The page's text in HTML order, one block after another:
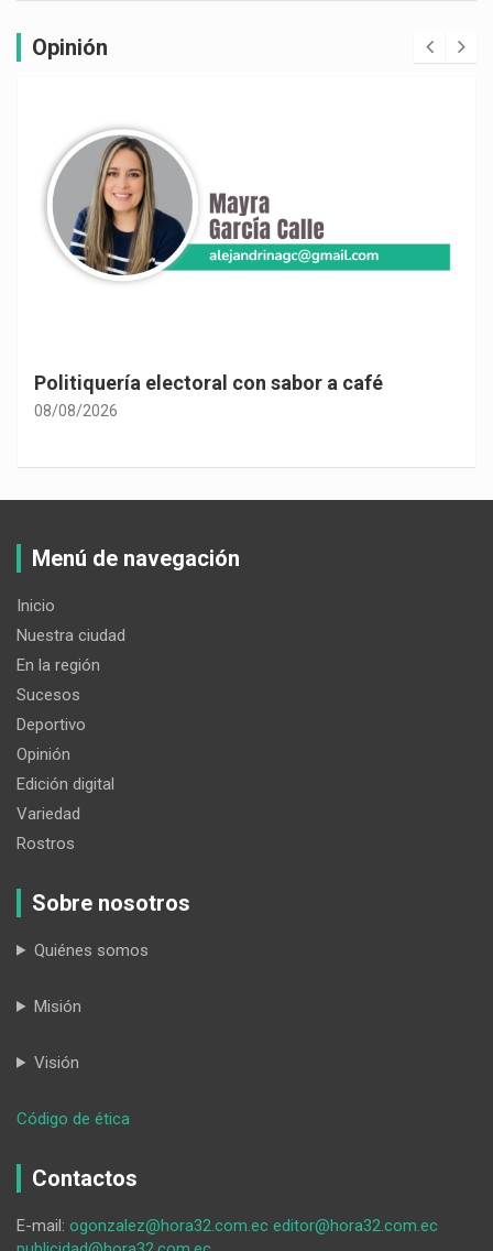
Opinión
Politiquería electoral con sabor a café
08/08/2026
Menú de navegación
Inicio
Nuestra ciudad
En la región
Sucesos
Deportivo
Opinión
Edición digital
Variedad
Rostros
Sobre nosotros
Quiénes somos
Misión
Visión
Código de ética
las
un
Contactos
E-mail: ogonzalez@hora32.com.ec editor@hora32.com.ec